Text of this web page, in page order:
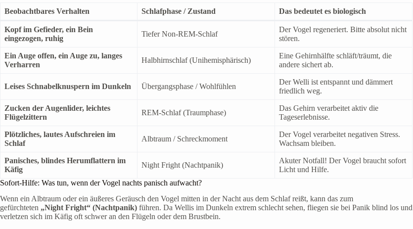
Beobachtbares Verhalten Schlafphase / Zustand Das bedeutet es biologisch
Kopf im Gefieder, ein Bein
eingezogen, ruhig
Tiefer Non-REM-Schlaf
Der Vogel regeneriert. Bitte absolut nicht
stören.
Ein Auge offen, ein Auge zu, langes
Verharren
Halbhirnschlaf (Unihemisphärisch)
Eine Gehirnhälfte schläft/träumt, die
andere sichert ab.
Leises Schnabelknuspern im Dunkeln Übergangsphase / Wohlfühlen
Der Welli ist entspannt und dämmert
friedlich weg.
Zucken der Augenlider, leichtes
Flügelzittern
REM-Schlaf (Traumphase)
Das Gehirn verarbeitet aktiv die
Tageserlebnisse.
Plötzliches, lautes Aufschreien im
Schlaf
Albtraum / Schreckmoment
Der Vogel verarbeitet negativen Stress.
Wachsam bleiben.
Panisches, blindes Herumflattern im
Käfig
Night Fright (Nachtpanik)
Akuter Notfall! Der Vogel braucht sofort
Licht und Hilfe.
Sofort-Hilfe: Was tun, wenn der Vogel nachts panisch aufwacht?
Wenn ein Albtraum oder ein äußeres Geräusch den Vogel mitten in der Nacht aus dem Schlaf reißt, kann das zum
gefürchteten „Night Fright“ (Nachtpanik) führen. Da Wellis im Dunkeln extrem schlecht sehen, fliegen sie bei Panik blind los und
verletzen sich im Käfig oft schwer an den Flügeln oder dem Brustbein.